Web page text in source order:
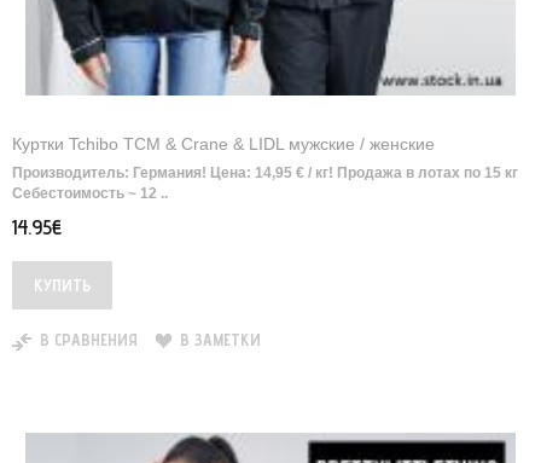
Куртки Tchibo TCM & Crane & LIDL мужские / женские
Производитель: Германия! Цена: 14,95 € / кг! Продажа в лотах по 15 кг
Себестоимость ~ 12 ..
14.95€
В СРАВНЕНИЯ В ЗАМЕТКИ